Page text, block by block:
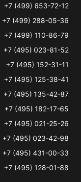
+7 (499) 653-72-12
+7 (499) 288-05-36
+7 (499) 110-86-79
+7 (495) 023-81-52
+7 (495) 152-31-11
+7 (495) 125-38-41
+7 (495) 135-42-87
+7 (495) 182-17-65
+7 (495) 021-25-26
+7 (495) 023-42-98
+7 (495) 431-00-33
+7 (495) 128-01-88